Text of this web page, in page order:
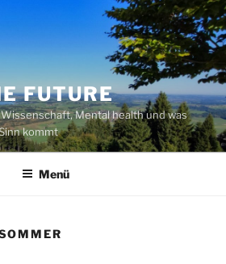
FUTURE
Mental health und was
kommt
Menü